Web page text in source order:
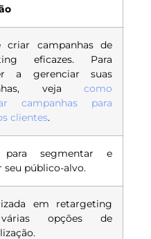
criar campanhas de
eficazes. Para
a gerenciar suas
veja como
campanhas para
clientes.
segmentar e
seu público-alvo.
em retargeting
opções de